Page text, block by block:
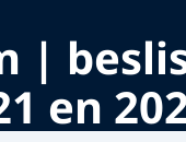
|
en